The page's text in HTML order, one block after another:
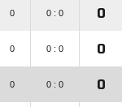
0 0 : 0 0
0 0 : 0 0
0 0 : 0 0